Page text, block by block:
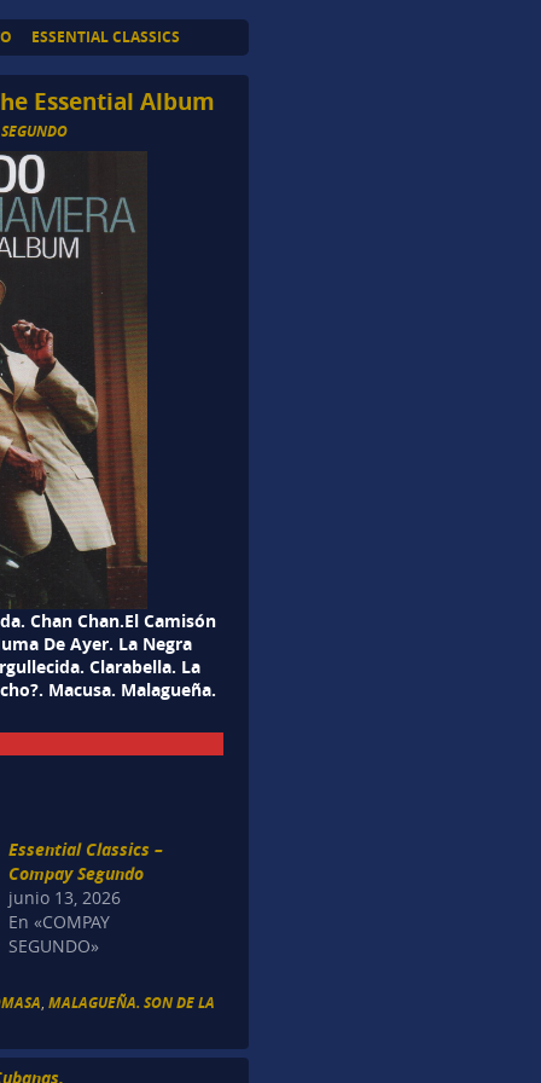
ESSENTIAL CLASSICS
Essential Album
Chan Chan.El Camisón
De Ayer. La Negra
Clarabella. La
Macusa. Malagueña.
Essential Classics –
Compay Segundo
junio 13, 2026
En «COMPAY
SEGUNDO»
,MALAGUEÑA. SON DE LA